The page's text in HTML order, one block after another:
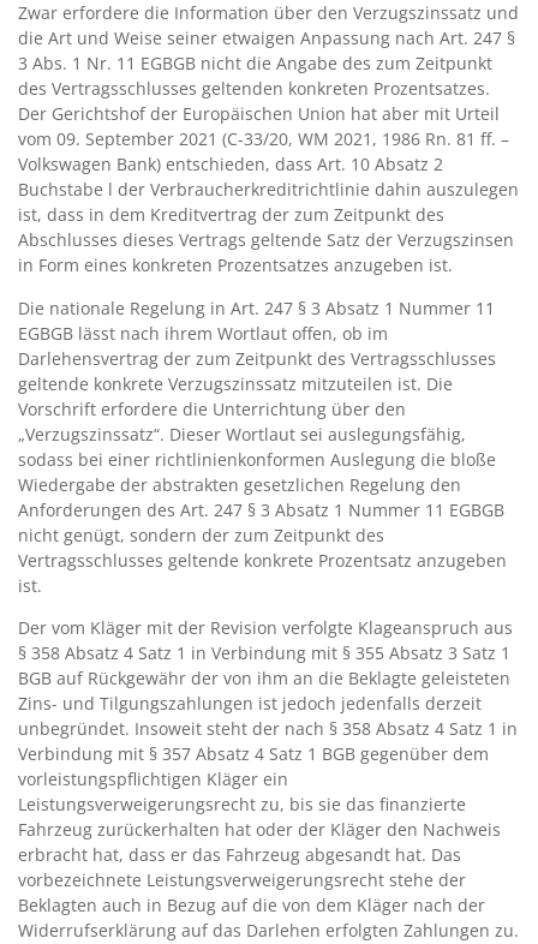
Zwar erfordere die Information über den Verzugszinssatz und
die Art und Weise seiner etwaigen Anpassung nach Art. 247 §
3 Abs. 1 Nr. 11 EGBGB nicht die Angabe des zum Zeitpunkt
des Vertragsschlusses geltenden konkreten Prozentsatzes.
Der Gerichtshof der Europäischen Union hat aber mit Urteil
vom 09. September 2021 (C-33/20, WM 2021, 1986 Rn. 81 ff. –
Volkswagen Bank) entschieden, dass Art. 10 Absatz 2
Buchstabe l der Verbraucherkreditrichtlinie dahin auszulegen
ist, dass in dem Kreditvertrag der zum Zeitpunkt des
Abschlusses dieses Vertrags geltende Satz der Verzugszinsen
in Form eines konkreten Prozentsatzes anzugeben ist.
Die nationale Regelung in Art. 247 § 3 Absatz 1 Nummer 11
EGBGB lässt nach ihrem Wortlaut offen, ob im
Darlehensvertrag der zum Zeitpunkt des Vertragsschlusses
geltende konkrete Verzugszinssatz mitzuteilen ist. Die
Vorschrift erfordere die Unterrichtung über den
„Verzugszinssatz“. Dieser Wortlaut sei auslegungsfähig,
sodass bei einer richtlinienkonformen Auslegung die bloße
Wiedergabe der abstrakten gesetzlichen Regelung den
Anforderungen des Art. 247 § 3 Absatz 1 Nummer 11 EGBGB
nicht genügt, sondern der zum Zeitpunkt des
Vertragsschlusses geltende konkrete Prozentsatz anzugeben
ist.
Der vom Kläger mit der Revision verfolgte Klageanspruch aus
§ 358 Absatz 4 Satz 1 in Verbindung mit § 355 Absatz 3 Satz 1
BGB auf Rückgewähr der von ihm an die Beklagte geleisteten
Zins- und Tilgungszahlungen ist jedoch jedenfalls derzeit
unbegründet. Insoweit steht der nach § 358 Absatz 4 Satz 1 in
Verbindung mit § 357 Absatz 4 Satz 1 BGB gegenüber dem
vorleistungspflichtigen Kläger ein
Leistungsverweigerungsrecht zu, bis sie das finanzierte
Fahrzeug zurückerhalten hat oder der Kläger den Nachweis
erbracht hat, dass er das Fahrzeug abgesandt hat. Das
vorbezeichnete Leistungsverweigerungsrecht stehe der
Beklagten auch in Bezug auf die von dem Kläger nach der
Widerrufserklärung auf das Darlehen erfolgten Zahlungen zu.